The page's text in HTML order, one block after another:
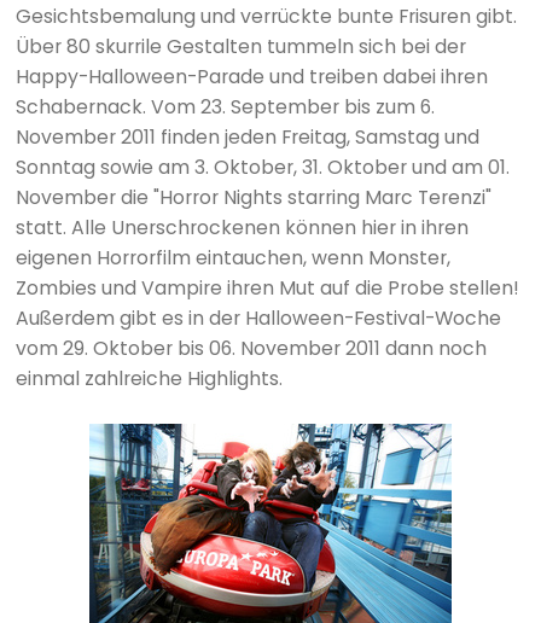
Gesichtsbemalung und verrückte bunte Frisuren gibt.
Über 80 skurrile Gestalten tummeln sich bei der
Happy-Halloween-Parade und treiben dabei ihren
Schabernack. Vom 23. September bis zum 6.
November 2011 finden jeden Freitag, Samstag und
Sonntag sowie am 3. Oktober, 31. Oktober und am 01.
November die "Horror Nights starring Marc Terenzi"
statt. Alle Unerschrockenen können hier in ihren
eigenen Horrorfilm eintauchen, wenn Monster,
Zombies und Vampire ihren Mut auf die Probe stellen!
Außerdem gibt es in der Halloween-Festival-Woche
vom 29. Oktober bis 06. November 2011 dann noch
einmal zahlreiche Highlights.